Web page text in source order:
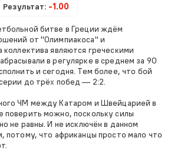
Результат: -1.00
битве в Греции ждём
от "Олимпиакоса" и
являются греческими
в регулярке в среднем за 90
и сегодня. Тем более, что бой
до трёх побед — 2:2.
ЧМ между Катаром и Швейцарией в
поверить можно, поскольку силы
не равны. И не исключён в данном
потому, что африканцы просто мало что